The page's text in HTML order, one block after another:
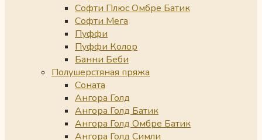
Софти Плюс Омбре Батик
Софти Мега
Пуффи
Пуффи Колор
Банни Беби
Полушерстяная пряжа
Соната
Ангора Голд
Ангора Голд Батик
Ангора Голд Омбре Батик
Ангора Голд Симли